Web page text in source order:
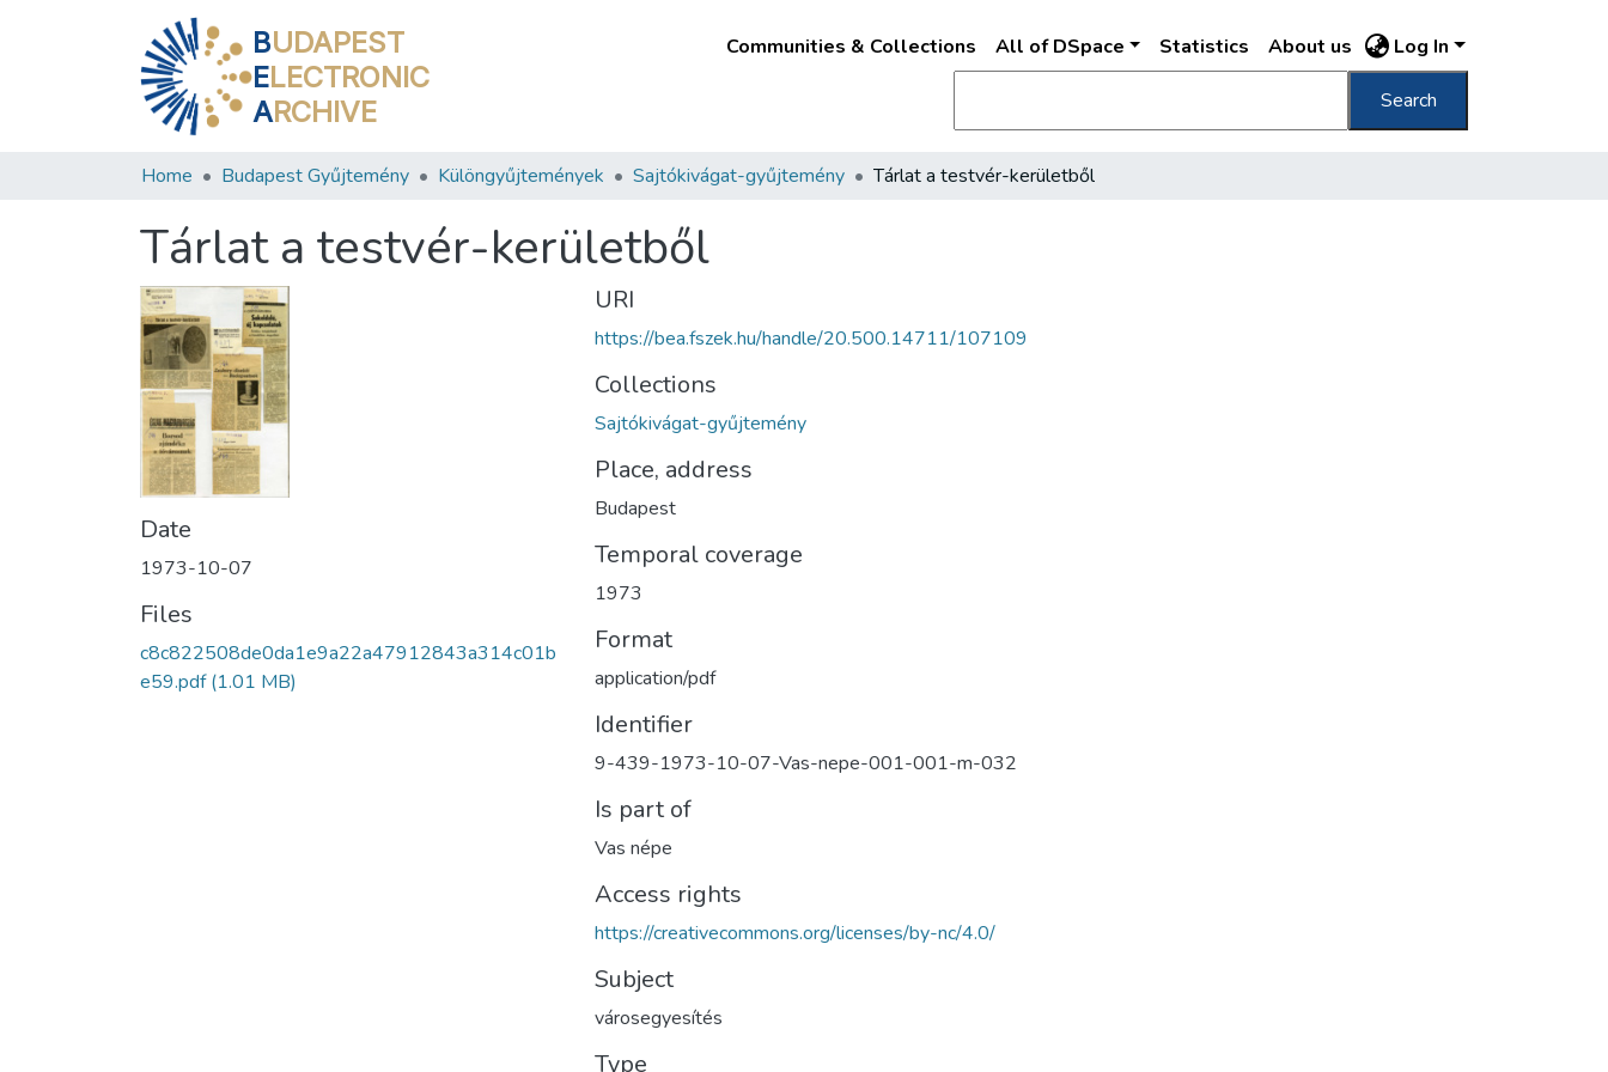
BUDAPEST
ELECTRONIC
ARCHIVE
Communities & Collections All of DSpace Statistics About us Log In
Search
Home Budapest Gyűjtemény Különgyűjtemények Sajtókivágat-gyűjtemény Tárlat a testvér-kerületből
Tárlat a testvér-kerületből
Date
1973-10-07
Files
c8c822508de0da1e9a22a47912843a314c01b
e59.pdf(1.01 MB)
URI
https://bea.fszek.hu/handle/20.500.14711/107109
Collections
Sajtókivágat-gyűjtemény
Place, address
Budapest
Temporal coverage
1973
Format
application/pdf
Identifier
9-439-1973-10-07-Vas-nepe-001-001-m-032
Is part of
Vas népe
Access rights
https://creativecommons.org/licenses/by-nc/4.0/
Subject
városegyesítés
Type